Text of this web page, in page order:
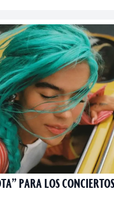
PARA LOS CONCIERTOS